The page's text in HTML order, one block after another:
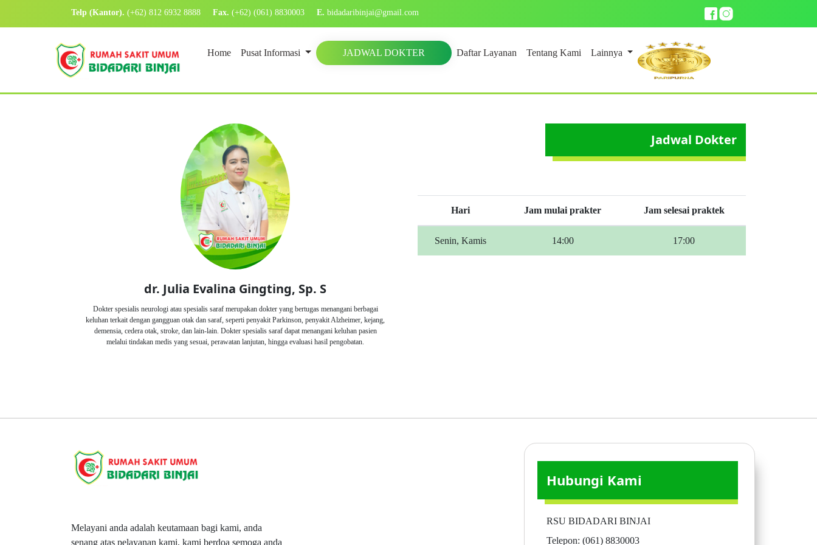
Telp (Kantor). (+62) 812 6932 8888 Fax. (+62) (061) 8830003 E. bidadaribinjai@gmail.com
Home Pusat Informasi JADWAL DOKTER Daftar Layanan Tentang Kami Lainnya
dr. Julia Evalina Gingting, Sp. S
Dokter spesialis neurologi atau spesialis saraf merupakan dokter yang bertugas menangani berbagai
keluhan terkait dengan gangguan otak dan saraf, seperti penyakit Parkinson, penyakit Alzheimer, kejang,
demensia, cedera otak, stroke, dan lain-lain. Dokter spesialis saraf dapat menangani keluhan pasien
melalui tindakan medis yang sesuai, perawatan lanjutan, hingga evaluasi hasil pengobatan.
Jadwal Dokter
Hari Jam mulai prakter Jam selesai praktek
Senin, Kamis 14:00 17:00
Melayani anda adalah keutamaan bagi kami, anda
senang atas pelayanan kami, kami berdoa semoga anda
Hubungi Kami
RSU BIDADARI BINJAI
Telepon: (061) 8830003